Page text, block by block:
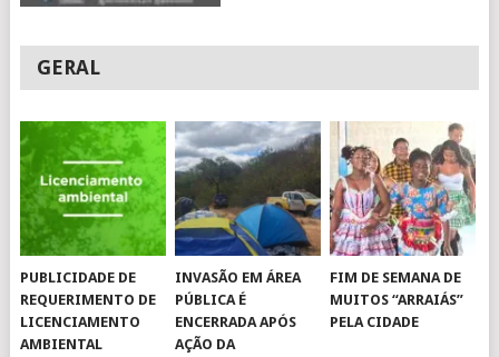
GERAL
PUBLICIDADE DE
REQUERIMENTO DE
LICENCIAMENTO
AMBIENTAL
INVASÃO EM ÁREA
PÚBLICA É
ENCERRADA APÓS
AÇÃO DA
FIM DE SEMANA DE
MUITOS “ARRAIÁS”
PELA CIDADE